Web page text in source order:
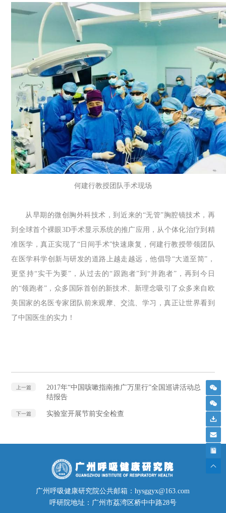
何建行教授团队手术现场
从早期的微创胸外科技术，到近来的“无管”胸腔镜技术，再
到全球首个裸眼3D手术显示系统的推广应用，从个体化治疗到精
准医学，真正实现了“日间手术”快速康复，何建行教授带领团队
在医学科学创新与研发的道路上越走越远，他倡导“大道至简”，
更坚持“实干为要”，从过去的“跟跑者”到“并跑者”，再到今日
的“领跑者”，众多国际首创的新技术、新理念吸引了众多来自欧
美国家的名医专家团队前来观摩、交流、学习，真正让世界看到
了中国医生的实力！
上一篇
2017年“中国咳嗽指南推广万里行”全国巡讲活动总
结报告
下一篇 实验室开展节前安全检查
广州呼吸健康研究院公共邮箱：hysggyx@163.com
呼研院地址：广州市荔湾区桥中中路28号